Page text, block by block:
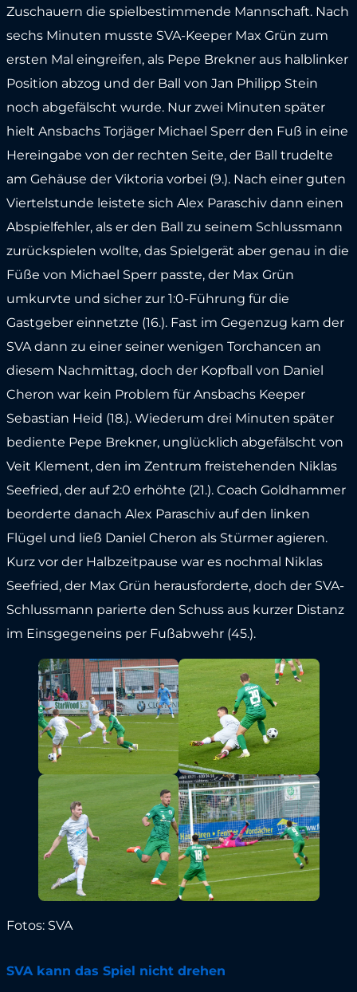
Zuschauern die spielbestimmende Mannschaft. Nach
sechs Minuten musste SVA-Keeper Max Grün zum
ersten Mal eingreifen, als Pepe Brekner aus halblinker
Position abzog und der Ball von Jan Philipp Stein
noch abgefälscht wurde. Nur zwei Minuten später
hielt Ansbachs Torjäger Michael Sperr den Fuß in eine
Hereingabe von der rechten Seite, der Ball trudelte
am Gehäuse der Viktoria vorbei (9.). Nach einer guten
Viertelstunde leistete sich Alex Paraschiv dann einen
Abspielfehler, als er den Ball zu seinem Schlussmann
zurückspielen wollte, das Spielgerät aber genau in die
Füße von Michael Sperr passte, der Max Grün
umkurvte und sicher zur 1:0-Führung für die
Gastgeber einnetzte (16.). Fast im Gegenzug kam der
SVA dann zu einer seiner wenigen Torchancen an
diesem Nachmittag, doch der Kopfball von Daniel
Cheron war kein Problem für Ansbachs Keeper
Sebastian Heid (18.). Wiederum drei Minuten später
bediente Pepe Brekner, unglücklich abgefälscht von
Veit Klement, den im Zentrum freistehenden Niklas
Seefried, der auf 2:0 erhöhte (21.). Coach Goldhammer
beorderte danach Alex Paraschiv auf den linken
Flügel und ließ Daniel Cheron als Stürmer agieren.
Kurz vor der Halbzeitpause war es nochmal Niklas
Seefried, der Max Grün herausforderte, doch der SVA-
Schlussmann parierte den Schuss aus kurzer Distanz
im Einsgegeneins per Fußabwehr (45.).
Fotos: SVA
SVA kann das Spiel nicht drehen